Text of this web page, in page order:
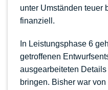
unter Umständen teuer
finanziell.
In Leistungsphase 6
getroffenen
ausgearbeiteten
bringen. Bisher war